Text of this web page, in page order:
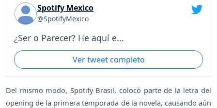
Spotify Mexico
@SpotifyMexico
¿Ser o Parecer? He aquí e...
Ver tweet completo
Del mismo modo, Spotify Brasil, colocó parte de la letra del
opening de la primera temporada de la novela, causando aún